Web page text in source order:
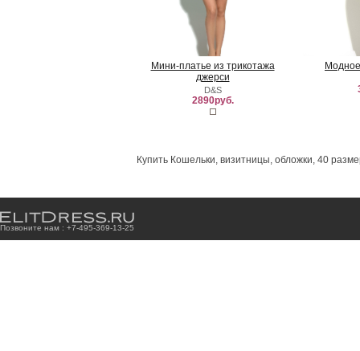
Мини-платье из трикотажа
джерси
D&S
2890руб.
Купить Кошельки, визитницы, обложки, 40
Позвоните нам : +7-495-369-13-25